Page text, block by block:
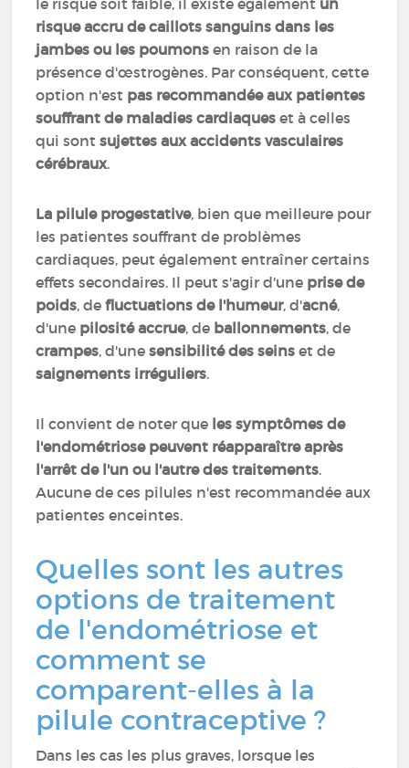
le risque soit faible, il existe également un
risque accru de caillots sanguins dans les
jambes ou les poumons en raison de la
présence d'œstrogènes. Par conséquent, cette
option n'est pas recommandée aux patientes
souffrant de maladies cardiaques et à celles
qui sontsujettes aux accidents vasculaires
cérébraux.
La pilule progestative, bien que meilleure pour
les patientes souffrant de problèmes
cardiaques, peut également entraîner certains
effets secondaires. Il peut s'agir d'une prise de
poids, defluctuations de l'humeur, d'acné,
d'une pilosité accrue, de ballonnements, de
crampes, d'unesensibilité des seins et de
saignements irréguliers.
Il convient de noter que les symptômes de
l'endométriose peuvent réapparaître après
l'arrêt de l'un ou l'autre des traitements.
Aucune de ces pilules n'est recommandée aux
patientes enceintes.
Quelles sont les autres
options de traitement
de l'endométriose et
comment se
comparent-elles à la
pilule contraceptive ?
Dans les cas les plus graves, lorsque les